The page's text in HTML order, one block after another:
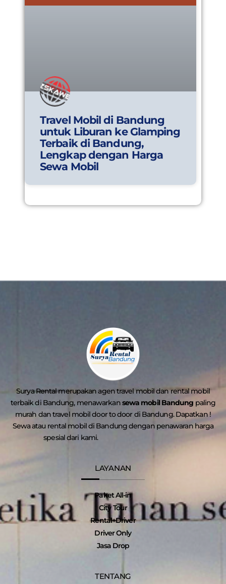
Travel Mobil di Bandung
untuk Liburan ke Glamping
Terbaik di Bandung,
Lengkap dengan Harga
Sewa Mobil
Surya Rental merupakan agen travel mobil dan rental mobil
terbaik di Bandung, menawarkansewa mobil Bandung paling
murah dan travel mobil door to door di Bandung. Dapatkan !
Sewa atau rental mobil di Bandung dengan penawaran harga
spesial dari kami.
LAYANAN
Paket All-in
City Tour
Rental+Driver
Driver Only
Jasa Drop
TENTANG